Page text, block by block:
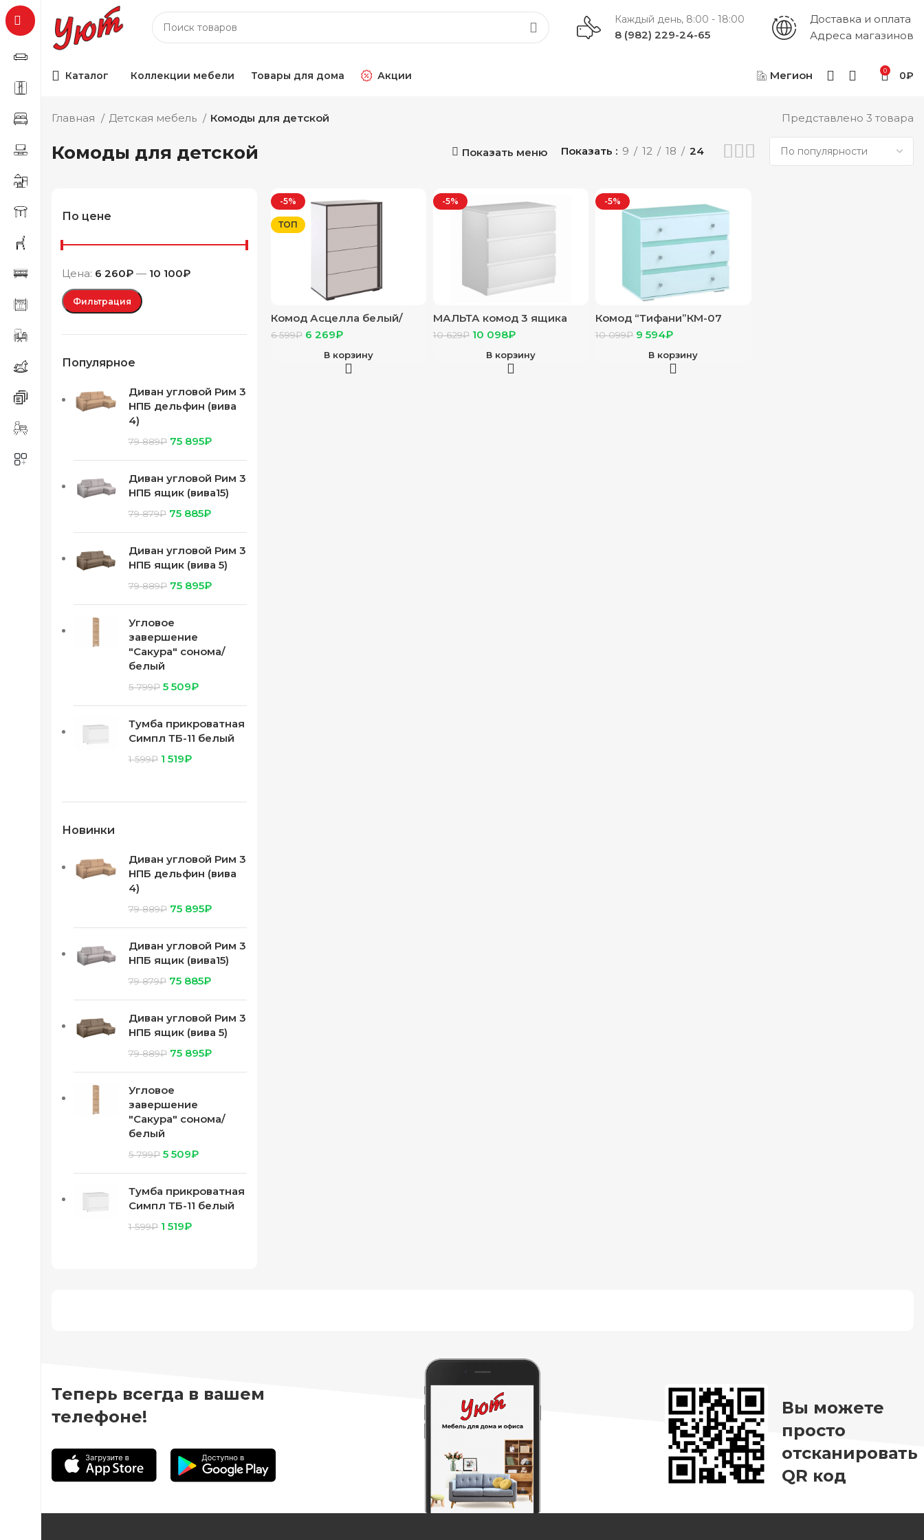
Каждый день, 8:00 - 18:00
8 (982) 229-24-65
Доставка и оплата
Адреса магазинов
Каталог Коллекции мебели Товары для дома Акции Мегион 0 0₽
Главная Детская мебель Комоды для детской Представлено 3 товара
Комоды для детской Показать меню Показать 9 12 18 24
По цене
Фильтрация
Цена: 6 260₽ — 10 100₽
Популярное
Диван угловой Рим 3
НПБ дельфин (вива
4)
79 889₽ 75 895₽
Диван угловой Рим 3
НПБ ящик (вива15)
79 879₽ 75 885₽
Диван угловой Рим 3
НПБ ящик (вива 5)
79 889₽ 75 895₽
Угловое
завершение
"Сакура" сонома/
белый
5 799₽ 5 509₽
Тумба прикроватная
Симпл ТБ-11 белый
1 599₽ 1 519₽
Новинки
Диван угловой Рим 3
НПБ дельфин (вива
4)
79 889₽ 75 895₽
Диван угловой Рим 3
НПБ ящик (вива15)
79 879₽ 75 885₽
Диван угловой Рим 3
НПБ ящик (вива 5)
79 889₽ 75 895₽
Угловое
завершение
"Сакура" сонома/
белый
5 799₽ 5 509₽
Тумба прикроватная
Симпл ТБ-11 белый
1 599₽ 1 519₽
-5%
ТОП
Комод Асцелла белый/
графит серый
6 599₽ 6 269₽
В корзину
-5%
МАЛЬТА комод 3 ящика
80х76 Белый
10 629₽ 10 098₽
В корзину
-5%
Комод “Тифани”КМ-07
кенди/белый
10 099₽ 9 594₽
В корзину
Теперь всегда в вашем
телефоне!
Вы можете
просто
отсканировать
QR код